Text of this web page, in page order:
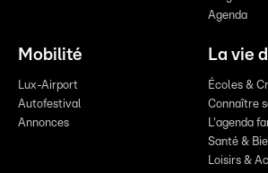
Agenda
Mobilité
Lux-Airport
Autofestival
Annonces
La vie
Écoles &
Connaître
L'agenda
Santé &
Loisirs &